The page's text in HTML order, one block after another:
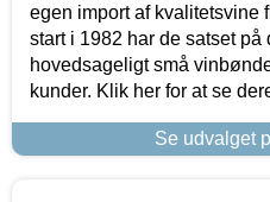
egen import af kvalitetsvine
start i 1982 har de satset på
hovedsageligt små
kunder. Klik her for at se
Se udvalget